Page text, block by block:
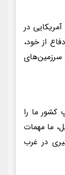
آمریکایی در
از خود،
در سرزمین‌های
کشور ما را
ما مهمات
در غرب